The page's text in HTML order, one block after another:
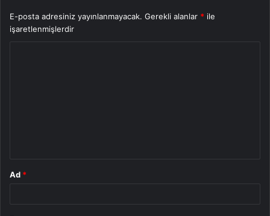
E-posta adresiniz yayınlanmayacak. Gerekli alanlar * ile
işaretlenmişlerdir
Ad *